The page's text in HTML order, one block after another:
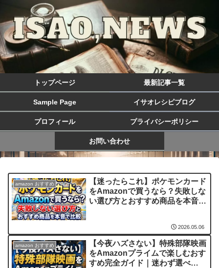
トップページ 最新記事一覧
Sample Page イサオレシピブログ
プロフィール プライバシーポリシー
お問い合わせ
amazon おすすめ
【迷ったらこれ】ポケモンカード
をAmazonで買うなら？失敗しな
い選び方とおすすめ商品を本音で
2026.05.06
amazon おすすめ
【今夜ハズさない】特殊部隊映画
をAmazonプライムで楽しむおす
すめ完全ガイド｜迷わず選べ